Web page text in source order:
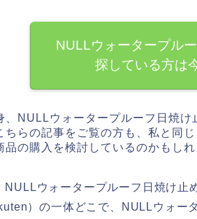
NULLウォータープル
探している方は
、NULLウォータープルーフ日焼
ちらの記事をご覧の方も、私と同
品の購入を検討しているのかもしれ
NULLウォータープルーフ日焼け止
）の一体どこで、NULLウォー